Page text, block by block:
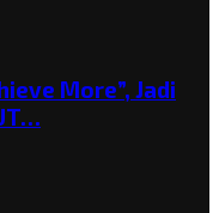
More”, Jadi